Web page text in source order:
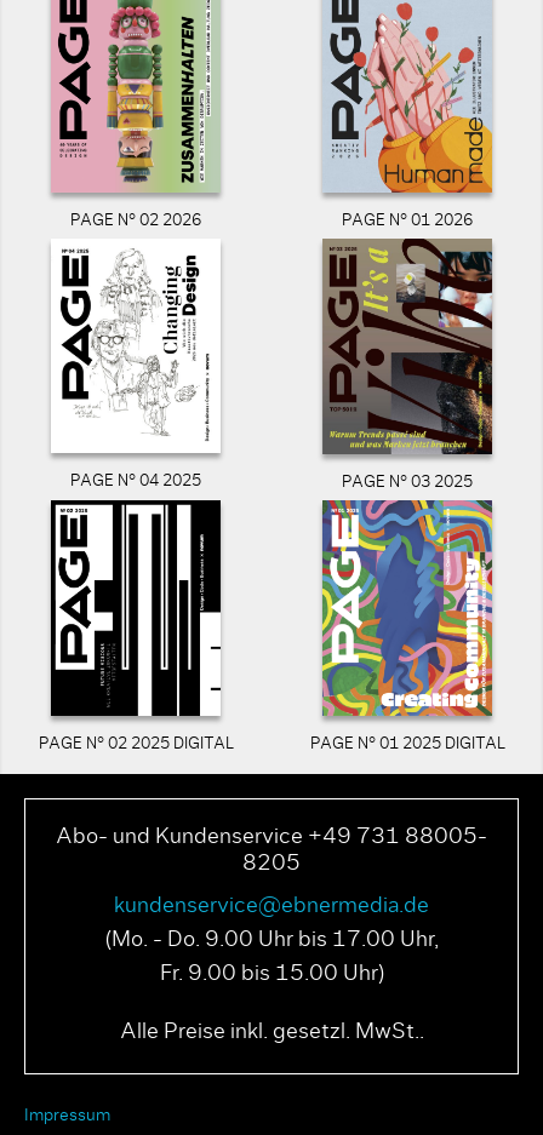
PAGE N° 02 2026 PAGE N° 01 2026
PAGE N° 04 2025 PAGE N° 03 2025
PAGE N° 02 2025 DIGITAL PAGE N° 01 2025 DIGITAL
Abo- und Kundenservice +49 731 88005-
8205
kundenservice@ebnermedia.de
(Mo. - Do. 9.00 Uhr bis 17.00 Uhr,
Fr. 9.00 bis 15.00 Uhr)
Alle Preise inkl. gesetzl. MwSt..
Impressum